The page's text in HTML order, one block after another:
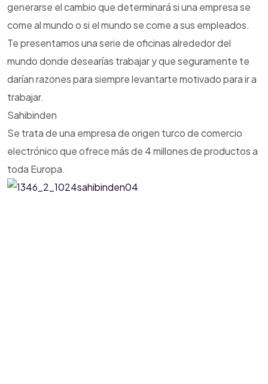
generarse el cambio que determinará si una empresa se
come al mundo o si el mundo se come a sus empleados.
Te presentamos una serie de oficinas alrededor del
mundo donde desearías trabajar y que seguramente te
darían razones para siempre levantarte motivado para ir a
trabajar.
Sahibinden
Se trata de una empresa de origen turco de comercio
electrónico que ofrece más de 4 millones de productos a
toda Europa.